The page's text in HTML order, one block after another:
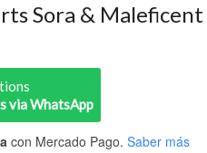
Sora & Maleficent
via WhatsApp
con Mercado Pago. Saber más